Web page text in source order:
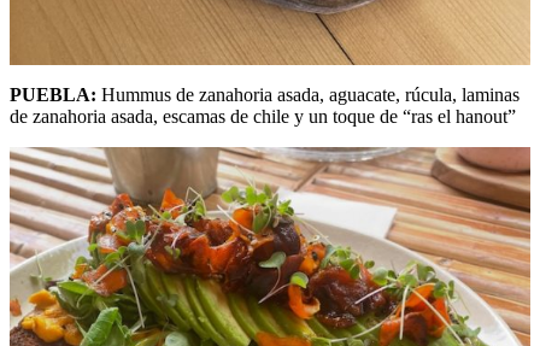
PUEBLA: Hummus de zanahoria asada, aguacate, rúcula, laminas
de zanahoria asada, escamas de chile y un toque de “ras el hanout”